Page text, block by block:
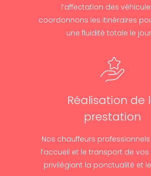
l’affectation des
coordonnons les itinéraires
une fluidité totale le
Réalisation de
prestation
Nos chauffeurs
l’accueil et le transport de vos
privilégiant la ponctualité et